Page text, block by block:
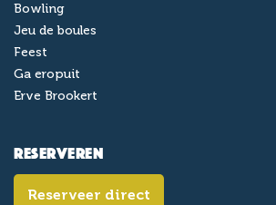
Bowling
Jeu de boules
Feest
Ga eropuit
Erve Brookert
Reserveren
Reserveer direct